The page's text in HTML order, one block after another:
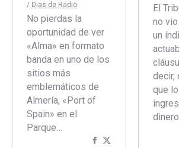
/ Dias de Radio
No pierdas la
oportunidad de ver
«Alma» en formato
banda en uno de los
sitios más
emblemáticos de
Almería, «Port of
Spain» en el
Parque…
Compartir
El
no
un
decir,
que